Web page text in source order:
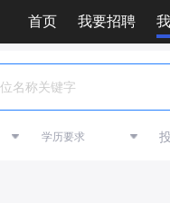
首页 我要招聘